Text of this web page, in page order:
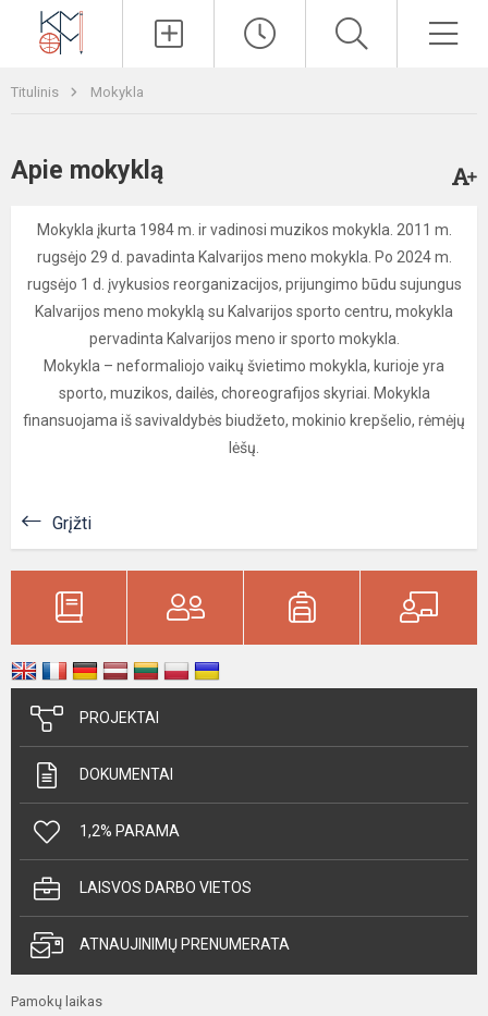
Titulinis Mokykla
Apie mokyklą
Mokykla įkurta 1984 m. ir vadinosi muzikos mokykla. 2011 m.
rugsėjo 29 d. pavadinta Kalvarijos meno mokykla. Po 2024 m.
rugsėjo 1 d. įvykusios reorganizacijos, prijungimo būdu sujungus
Kalvarijos meno mokyklą su Kalvarijos sporto centru, mokykla
pervadinta Kalvarijos meno ir sporto mokykla.
Mokykla – neformaliojo vaikų švietimo mokykla, kurioje yra
sporto, muzikos, dailės, choreografijos skyriai. Mokykla
finansuojama iš savivaldybės biudžeto, mokinio krepšelio, rėmėjų
lėšų.
Grįžti
PROJEKTAI
DOKUMENTAI
1,2% PARAMA
LAISVOS DARBO VIETOS
ATNAUJINIMŲ PRENUMERATA
Pamokų laikas